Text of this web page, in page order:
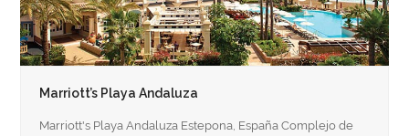
Marriott’s Playa Andaluza
Marriott's Playa Andaluza Estepona, España Complejo de